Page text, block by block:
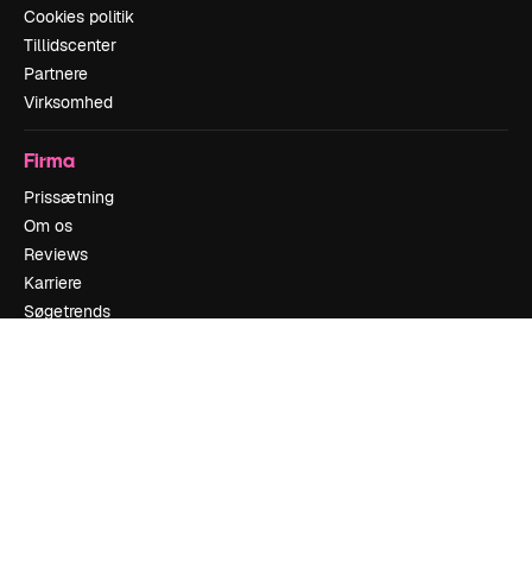
Cookies politik
Tillidscenter
Partnere
Virksomhed
Firma
Prissætning
Om os
Reviews
Karriere
Søgetrends